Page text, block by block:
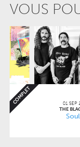
VOUS
COMPLET
01 SEP
THE